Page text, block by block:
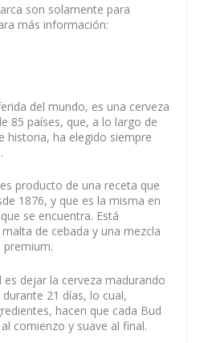
son solamente para
más información:
del mundo, es una cerveza
85 países, que, a lo largo de
historia, ha elegido siempre
producto de una receta que
1876, y que es la misma en
se encuentra. Está
de cebada y una mezcla
premium.
es dejar la cerveza madurando
21 días, lo cual,
hacen que cada Bud
comienzo y suave al final.